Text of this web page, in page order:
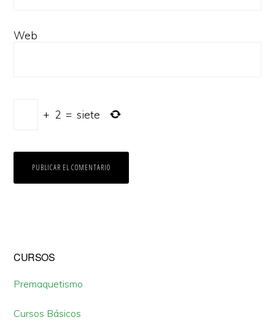
Web
+ 2 = siete
Barra
lateral
primaria
CURSOS
Premaquetismo
Cursos Básicos